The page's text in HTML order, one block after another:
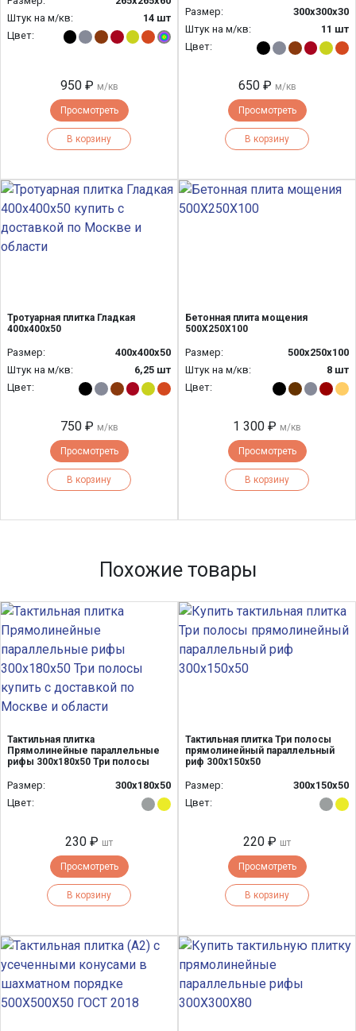
Штук на м/кв:
14 шт
Цвет:
950 ₽ м/кв
Просмотреть
В корзину
Размер:
300х300х30
Штук на м/кв:
11 шт
Цвет:
650 ₽ м/кв
Просмотреть
В корзину
Тротуарная плитка Гладкая
400х400х50
Размер:
400х400х50
Штук на м/кв:
6,25 шт
Цвет:
750 ₽ м/кв
Просмотреть
В корзину
Бетонная плита мощения
500Х250Х100
Размер:
500х250х100
Штук на м/кв:
8 шт
Цвет:
1 300 ₽ м/кв
Просмотреть
В корзину
Похожие товары
Тактильная плитка
Прямолинейные параллельные
рифы 300х180х50 Три полосы
Размер:
300х180х50
Цвет:
230 ₽ шт
Просмотреть
В корзину
Тактильная плитка Три полосы
прямолинейный параллельный
риф 300х150х50
Размер:
300х150х50
Цвет:
220 ₽ шт
Просмотреть
В корзину